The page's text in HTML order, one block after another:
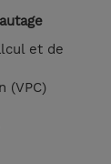
et de
(VPC)